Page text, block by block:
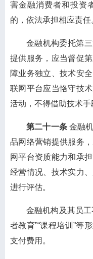
害金融消费者和投资
的，依法承担相应责任
金融机构委托第
提供服务，应当督促
障业务独立、技术安
联网平台应当恪守技
活动，不得借助技术手
第二十一条金融
品网络营销提供服务
网平台资质能力和承
经营情况、技术实力
进行评估。
金融机构及其员
者教育”“课程培训”等
支付费用。